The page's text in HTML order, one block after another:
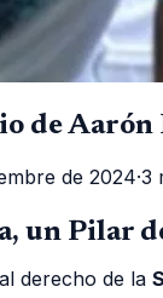
de
de 2024·3
un Pilar
derecho de la